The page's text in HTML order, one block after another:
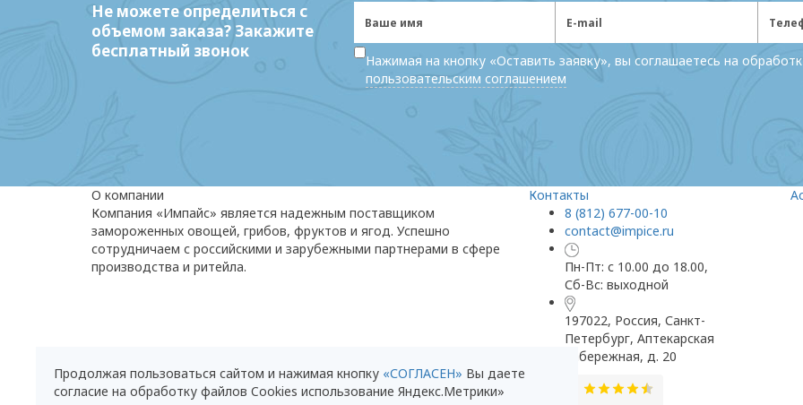
Не можете определиться с
объемом заказа? Закажите
бесплатный звонок
Нажимая на кнопку «Оставить заявку», вы соглашаетесь на
пользовательским соглашением
О компании
Компания «Импайс» является надежным поставщиком
замороженных овощей, грибов, фруктов и ягод. Успешно
сотрудничаем с российскими и зарубежными партнерами в сфере
производства и ритейла.
Контакты
8 (812) 677-00-10
contact@impice.ru
Пн-Пт: с 10.00 до 18.00,
Сб-Вс: выходной
197022, Россия, Санкт-
Петербург, Аптекарская
набережная, д. 20
ООО “Импайс” 2024. Все права защищены.
Политика конфиденциальности
Продолжая пользоваться сайтом и нажимая кнопку «СОГЛАСЕН» Вы даете
согласие на обработку файлов Cookies использование Яндекс.Метрики»